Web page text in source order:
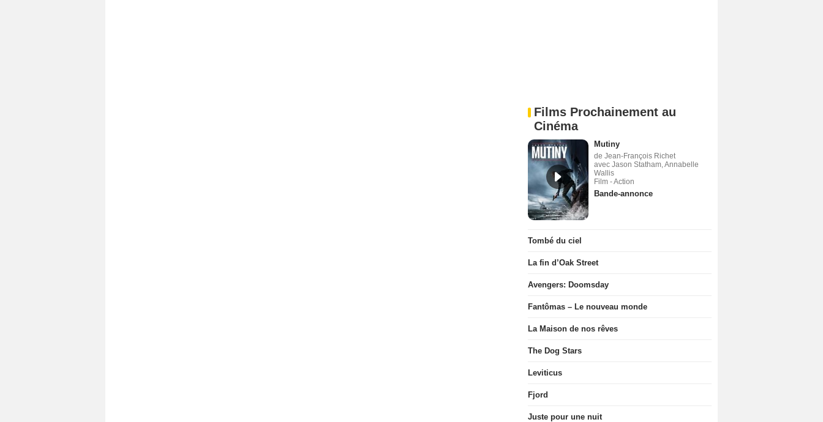
Films Prochainement au
Cinéma
Mutiny
de Jean-François Richet
avec Jason Statham, Annabelle
Wallis
Film - Action
Bande-annonce
Tombé du ciel
La fin d’Oak Street
Avengers: Doomsday
Fantômas – Le nouveau monde
La Maison de nos rêves
The Dog Stars
Leviticus
Fjord
Juste pour une nuit